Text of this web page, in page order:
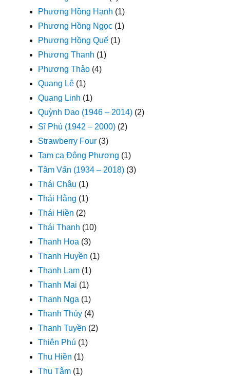
Phương Hồng Hạnh (1)
Phương Hồng Ngọc (1)
Phương Hồng Quế (1)
Phương Thanh (1)
Phương Thảo (4)
Quang Lê (1)
Quang Linh (1)
Quỳnh Dao (1946 – 2014) (2)
Sĩ Phú (1942 – 2000) (2)
Strawberry Four (3)
Tam ca Đông Phương (1)
Tâm Vấn (1934 – 2018) (3)
Thái Châu (1)
Thái Hằng (1)
Thái Hiền (2)
Thái Thanh (10)
Thanh Hoa (3)
Thanh Huyền (1)
Thanh Lam (1)
Thanh Mai (1)
Thanh Nga (1)
Thanh Thúy (4)
Thanh Tuyền (2)
Thiên Phú (1)
Thu Hiền (1)
Thu Tâm (1)